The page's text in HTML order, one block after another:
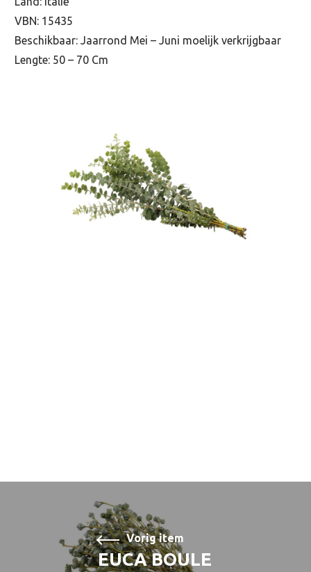
VBN: 15435
Beschikbaar: Jaarrond Mei – Juni moelijk verkrijgbaar
Lengte: 50 – 70 Cm
Vorig item
EUCA BOULE